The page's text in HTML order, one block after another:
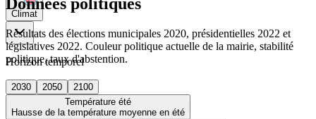
Climat
Horizon temporel
2030 2050
2100
Température été
Hausse de la température moyenne en été
Données politiques
Résultats des élections municipales 2020, présidentielles 2022 et
législatives 2022. Couleur politique actuelle de la mairie, stabilité
politique, taux d'abstention.